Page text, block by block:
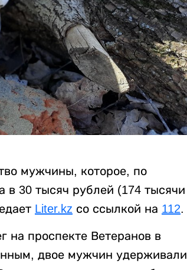
мужчины, которое, по
30 тысяч рублей (174 тысячи
Liter.kz со ссылкой на 112.
на проспекте Ветеранов в
двое мужчин удерживали